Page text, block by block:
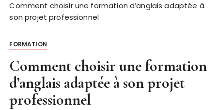
Comment choisir une formation d’anglais adaptée à
son projet professionnel
FORMATION
Comment choisir une formation
d’anglais adaptée à son projet
professionnel